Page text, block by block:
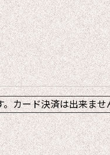
いて】
カード決済は出来ませ